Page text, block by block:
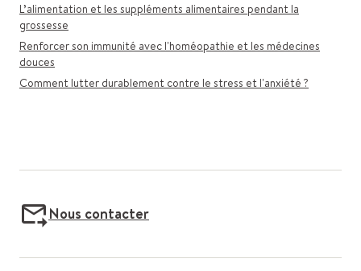
L’alimentation et les suppléments alimentaires pendant la
grossesse
Renforcer son immunité avec l'homéopathie et les médecines
douces
Comment lutter durablement contre le stress et l'anxiété ?
Nous contacter